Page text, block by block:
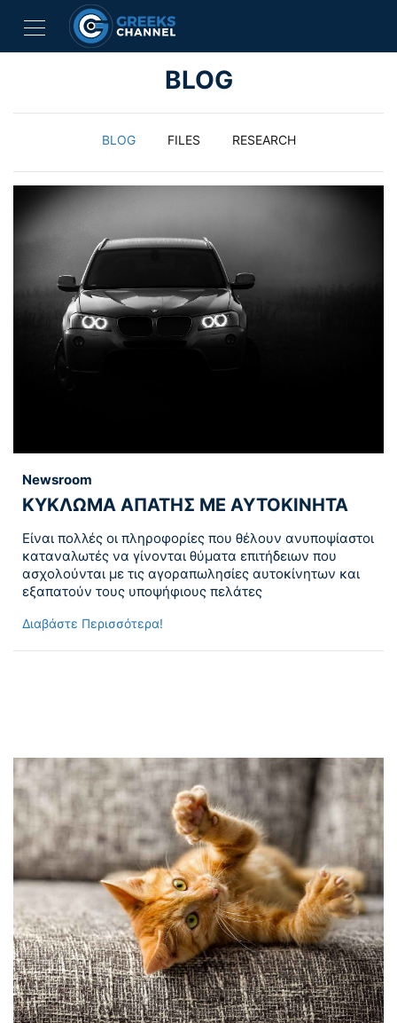
BLOG
BLOG FILES RESEARCH
Newsroom
ΚΥΚΛΩΜΑ ΑΠΑΤΗΣ ΜΕ ΑΥΤΟΚΙΝΗΤΑ
Είναι πολλές οι πληροφορίες που θέλουν ανυποψίαστοι
καταναλωτές να γίνονται θύματα επιτήδειων που
ασχολούνται με τις αγοραπωλησίες αυτοκίνητων και
εξαπατούν τους υποψήφιους πελάτες
Διαβάστε Περισσότερα!